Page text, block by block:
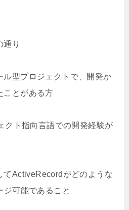
り
型プロジェクトで、開発か
ことがある方
ト指向言語での開発経験が
がどのような
ジ可能であること